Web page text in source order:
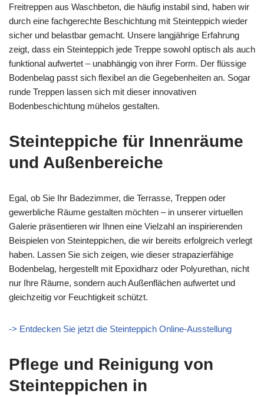
Freitreppen aus Waschbeton, die häufig instabil sind, haben wir
durch eine fachgerechte Beschichtung mit Steinteppich wieder
sicher und belastbar gemacht. Unsere langjährige Erfahrung
zeigt, dass ein Steinteppich jede Treppe sowohl optisch als auch
funktional aufwertet – unabhängig von ihrer Form. Der flüssige
Bodenbelag passt sich flexibel an die Gegebenheiten an. Sogar
runde Treppen lassen sich mit dieser innovativen
Bodenbeschichtung mühelos gestalten.
Steinteppiche für Innenräume
und Außenbereiche
Egal, ob Sie Ihr Badezimmer, die Terrasse, Treppen oder
gewerbliche Räume gestalten möchten – in unserer virtuellen
Galerie präsentieren wir Ihnen eine Vielzahl an inspirierenden
Beispielen von Steinteppichen, die wir bereits erfolgreich verlegt
haben. Lassen Sie sich zeigen, wie dieser strapazierfähige
Bodenbelag, hergestellt mit Epoxidharz oder Polyurethan, nicht
nur Ihre Räume, sondern auch Außenflächen aufwertet und
gleichzeitig vor Feuchtigkeit schützt.
-> Entdecken Sie jetzt die Steinteppich Online-Ausstellung
Pflege und Reinigung von
Steinteppichen in